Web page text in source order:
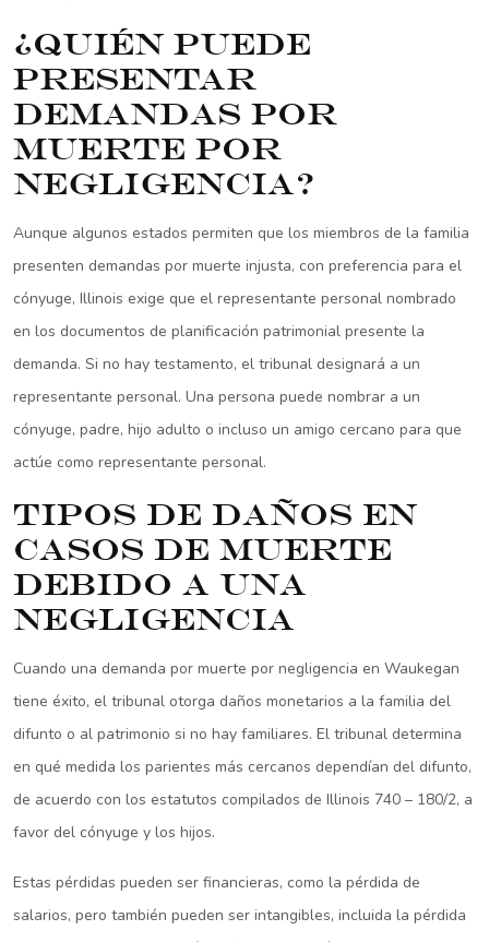
¿Quién puede
presentar
demandas por
muerte por
negligencia?
Aunque algunos estados permiten que los miembros de la familia
presenten demandas por muerte injusta, con preferencia para el
cónyuge, Illinois exige que el representante personal nombrado
en los documentos de planificación patrimonial presente la
demanda. Si no hay testamento, el tribunal designará a un
representante personal. Una persona puede nombrar a un
cónyuge, padre, hijo adulto o incluso un amigo cercano para que
actúe como representante personal.
Tipos de daños en
casos de muerte
debido a una
negligencia
Cuando una demanda por muerte por negligencia en Waukegan
tiene éxito, el tribunal otorga daños monetarios a la familia del
difunto o al patrimonio si no hay familiares. El tribunal determina
en qué medida los parientes más cercanos dependían del difunto,
de acuerdo con los estatutos compilados de Illinois 740 – 180/2, a
favor del cónyuge y los hijos.
Estas pérdidas pueden ser financieras, como la pérdida de
salarios, pero también pueden ser intangibles, incluida la pérdida